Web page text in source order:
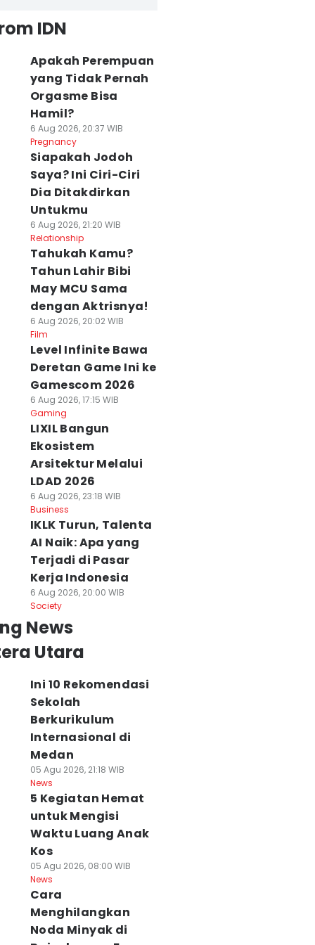
IDN
Apakah Perempuan
yang Tidak Pernah
Orgasme Bisa
Hamil?
6 Aug 2026, 20:37 WIB
Pregnancy
Siapakah Jodoh
Saya? Ini Ciri-Ciri
Dia Ditakdirkan
Untukmu
6 Aug 2026, 21:20 WIB
Relationship
Tahukah Kamu?
Tahun Lahir Bibi
May MCU Sama
dengan Aktrisnya!
6 Aug 2026, 20:02 WIB
Film
Level Infinite Bawa
Deretan Game Ini ke
Gamescom 2026
6 Aug 2026, 17:15 WIB
Gaming
LIXIL Bangun
Ekosistem
Arsitektur Melalui
LDAD 2026
6 Aug 2026, 23:18 WIB
Business
IKLK Turun, Talenta
AI Naik: Apa yang
Terjadi di Pasar
Kerja Indonesia
6 Aug 2026, 20:00 WIB
Society
News
Utara
Ini 10 Rekomendasi
Sekolah
Berkurikulum
Internasional di
Medan
05 Agu 2026, 21:18 WIB
News
5 Kegiatan Hemat
untuk Mengisi
Waktu Luang Anak
Kos
05 Agu 2026, 08:00 WIB
News
Cara
Menghilangkan
Noda Minyak di